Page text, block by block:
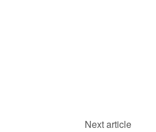
Next article